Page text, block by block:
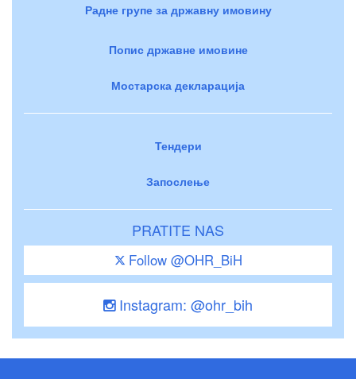
Радне групе за државну имовину
Попис државне имовине
Мостарска декларација
Тендери
Запослење
PRATITE NAS
Follow @OHR_BiH
Instagram: @ohr_bih